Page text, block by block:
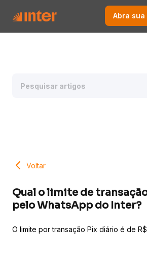
Abra
Voltar
Qual o limite de
pelo WhatsApp do Inter?
O limite por transação Pix diário é de